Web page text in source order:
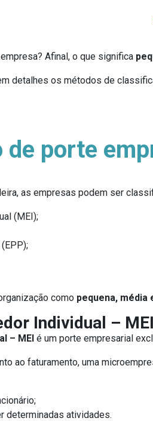
Afinal, o que significa
detalhes os métodos de
porte
as empresas podem ser
(MEI);
como pequena, média
Individual – MEI
– MEI é um porte empresarial
ao faturamento, uma
determinadas atividades.